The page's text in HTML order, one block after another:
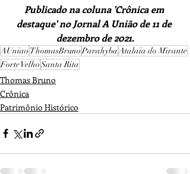
Publicado na coluna 'Crônica em
destaque' no Jornal A União de 11 de
dezembro de 2021.
AUniao ThomasBrunoParahybaAtalaia do Mirante
Forte VelhoSanta Rita
Thomas Bruno
Crônica
Patrimônio Histórico